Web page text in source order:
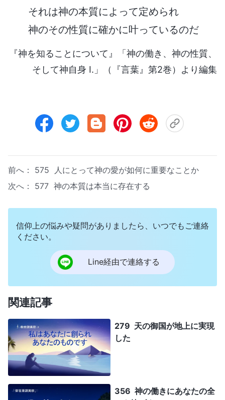
それは神の本質によって定められ
神のその性質に確かに叶っているのだ
『神を知ることについて』「神の働き、神の性質、
そして神自身 I.」（『言葉』第2巻）より編集
前へ： 575 人にとって神の愛が如何に重要なことか
次へ： 577 神の本質は本当に存在する
信仰上の悩みや疑問がありましたら、いつでもご連絡
ください。
Line経由で連絡する
関連記事
279 天の御国が地上に実現
した
356 神の働きにあなたの全